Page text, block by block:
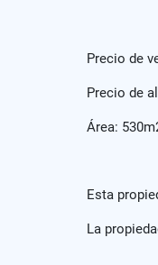
Precio de
Precio de
Área:
Esta
La